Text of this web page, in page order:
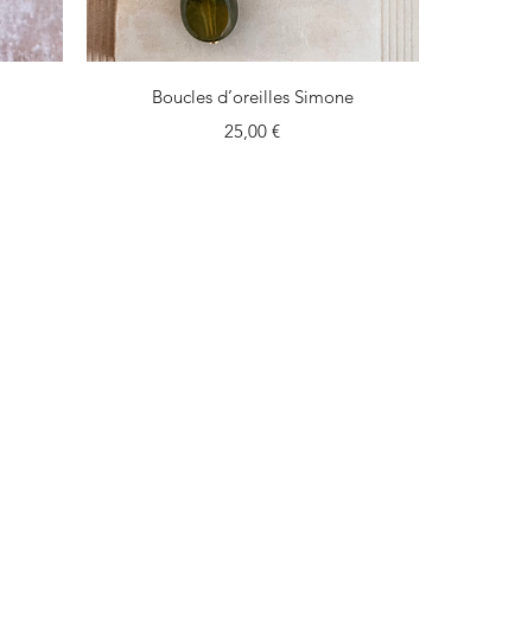
Aperçu rapide
Boucles d’oreilles Simone
Prix
25,00 €